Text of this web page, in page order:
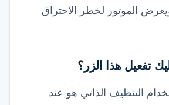
الموتور لخطر الاحتراق
التنظيف الذاتي هو عند